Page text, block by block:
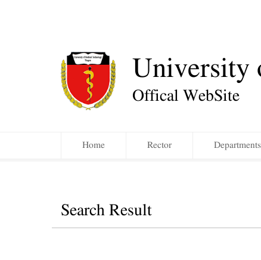
University
Offical WebSite
Home Rector Departments
Search Result